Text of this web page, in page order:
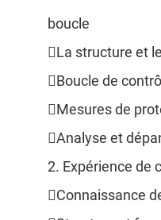
boucle
La structure et
Boucle de
Mesures de
Analyse et
2. Expérience de
Connaissance